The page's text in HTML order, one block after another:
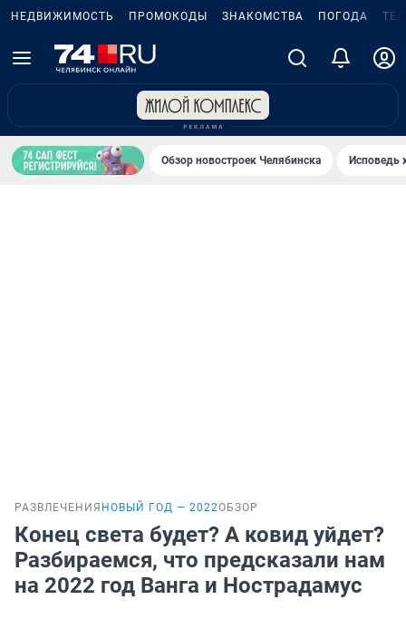
НЕДВИЖИМОСТЬ ПРОМОКОДЫ ЗНАКОМСТВА ПОГОДА
Обзор новостроек Челябинска Исповедь
РАЗВЛЕЧЕНИЯ НОВЫЙ ГОД — 2022ОБЗОР
Конец света будет? А ковид уйдет?
Разбираемся, что предсказали нам
на 2022 год Ванга и Нострадамус